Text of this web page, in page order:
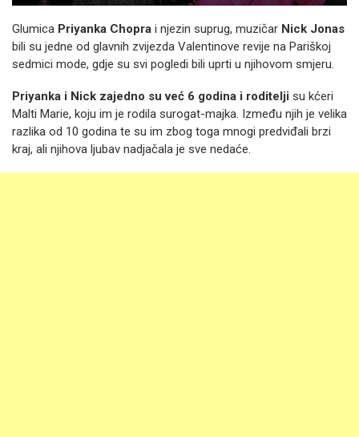
Glumica Priyanka Chopra i njezin suprug, muzičar Nick Jonas
bili su jedne od glavnih zvijezda Valentinove revije na Pariškoj
sedmici mode, gdje su svi pogledi bili uprti u njihovom smjeru.
Priyanka i Nick zajedno su već 6 godina i roditelji su kćeri
Malti Marie, koju im je rodila surogat-majka. Između njih je velika
razlika od 10 godina te su im zbog toga mnogi predviđali brzi
kraj, ali njihova ljubav nadjačala je sve nedaće.